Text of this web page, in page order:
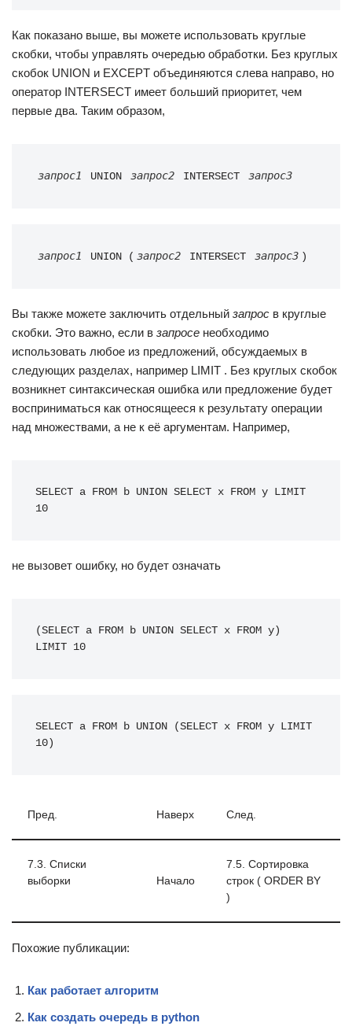
Как показано выше, вы можете использовать круглые
скобки, чтобы управлять очередью обработки. Без круглых
скобок UNION и EXCEPT объединяются слева направо, но
оператор INTERSECT имеет больший приоритет, чем
первые два. Таким образом,
запрос1 UNION запрос2 INTERSECT запрос3
запрос1 UNION ( запрос2 INTERSECT запрос3 )
Вы также можете заключить отдельный запрос в круглые
скобки. Это важно, если в запросе необходимо
использовать любое из предложений, обсуждаемых в
следующих разделах, например LIMIT . Без круглых скобок
возникнет синтаксическая ошибка или предложение будет
восприниматься как относящееся к результату операции
над множествами, а не к её аргументам. Например,
SELECT a FROM b UNION SELECT x FROM y LIMIT
10
не вызовет ошибку, но будет означать
(SELECT a FROM b UNION SELECT x FROM y)
LIMIT 10
SELECT a FROM b UNION (SELECT x FROM y LIMIT
10)
Пред. Наверх След.
7.3. Списки
выборки
Начало
7.5. Сортировка
строк ( ORDER BY
)
Похожие публикации:
Как работает алгоритм
Как создать очередь в python